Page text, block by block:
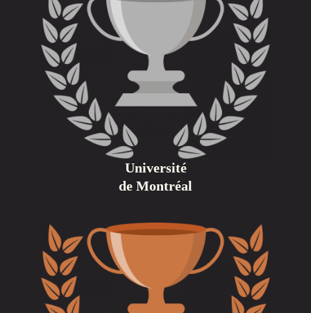
Université
de Montréal